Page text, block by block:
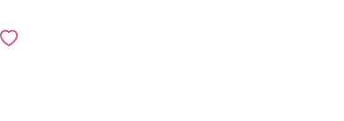
Dodaj do ulubionych